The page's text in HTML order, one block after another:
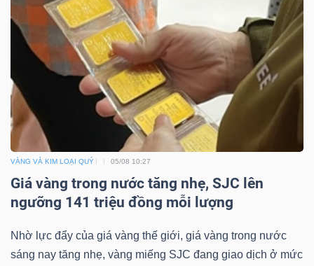
VÀNG VÀ KIM LOẠI QUÝ 05/08 10:27
Giá vàng trong nước tăng nhẹ, SJC lên
ngưỡng 141 triệu đồng mỗi lượng
Nhờ lực đẩy của giá vàng thế giới, giá vàng trong nước
sáng nay tăng nhẹ, vàng miếng SJC đang giao dịch ở mức